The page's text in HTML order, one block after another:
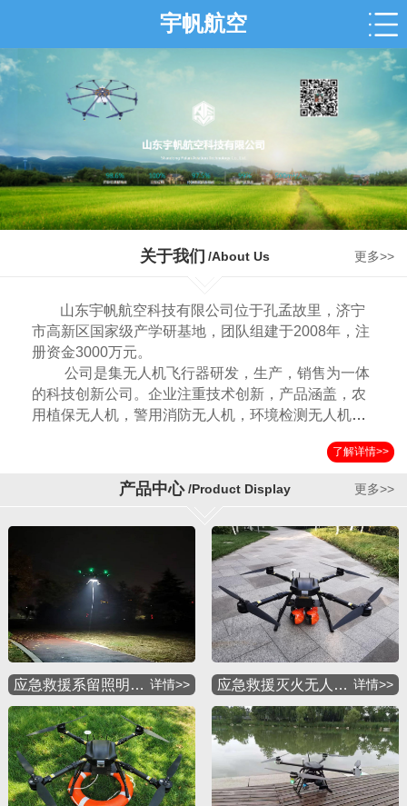
宇帆航空
关于我们 /About Us 更多>>
山东宇帆航空科技有限公司位于孔孟故里，济宁
市高新区国家级产学研基地，团队组建于2008年，注
册资金3000万元。
公司是集无人机飞行器研发，生产，销售为一体
的科技创新公司。企业注重技术创新，产品涵盖，农
用植保无人机，警用消防无人机，环境检测无人机，
流配送无人机，军用特种无人机等多种应用机型。公
司自成立以来以其独特的设计方案，严格的检验标准
获得国内外客户的一致好评。
了解详情>>
产品中心 /Product Display 更多>>
应急救援系留照明… 详情>> 应急救援灭火无人… 详情>>